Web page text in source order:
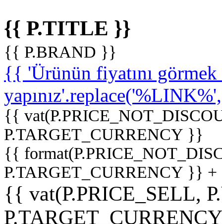
{{ P.TITLE }}
{{ P.BRAND }}
{{ 'Ürünün fiyatını
{{
P.TARGET_CURRENCY }}
{{
P.TARGET_CURRENCY }}
{{ vat(P.PRICE_SELL,